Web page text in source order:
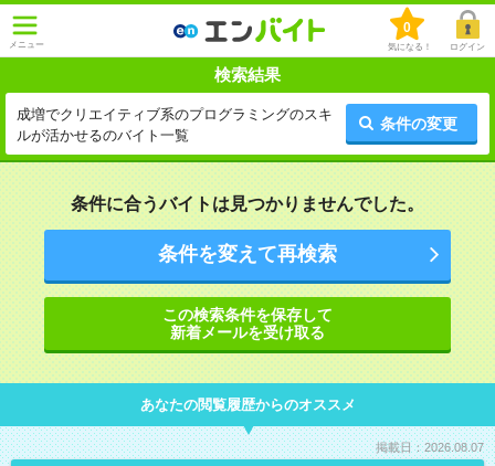
メニュー
0
気になる！ ログイン
検索結果
成増でクリエイティブ系のプログラミングのスキ
ルが活かせるのバイト一覧
条件の変更
条件に合うバイトは見つかりませんでした。
条件を変えて再検索
この検索条件を保存して
新着メールを受け取る
あなたの閲覧履歴からのオススメ
掲載日：2026.08.07